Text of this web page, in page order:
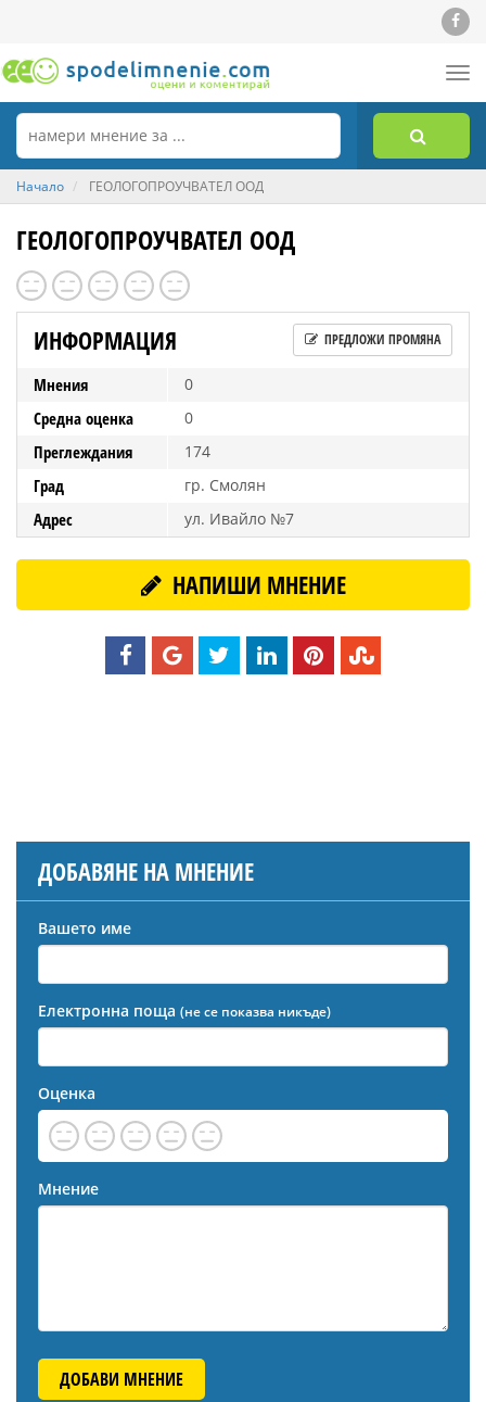
Начало ГЕОЛОГОПРОУЧВАТЕЛ ООД
ГЕОЛОГОПРОУЧВАТЕЛ ООД
ИНФОРМАЦИЯ ПРЕДЛОЖИ ПРОМЯНА
Мнения 0
Средна оценка 0
Преглеждания 174
Град гр. Смолян
Адрес ул. Ивайло №7
НАПИШИ МНЕНИЕ
ДОБАВЯНЕ НА МНЕНИЕ
Вашето име
Електронна поща (не се показва никъде)
Оценка
Мнение
ДОБАВИ МНЕНИЕ